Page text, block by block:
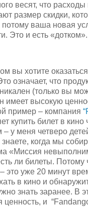
весят, что расходы
размер скидки,
потому ваша новая
Это и есть «дотком».
вы хотите
означает, что
(только вы
имеет высокую
пример – компания
купить билет в кино
– у меня четверо
когда мы
«Миссия
ли билеты. Потому
это уже 20 минут
в кино и
знать заранее. В
ценность, и